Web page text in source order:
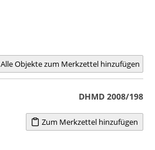
Alle Objekte zum Merkzettel hinzufügen
DHMD 2008/198
Zum Merkzettel hinzufügen